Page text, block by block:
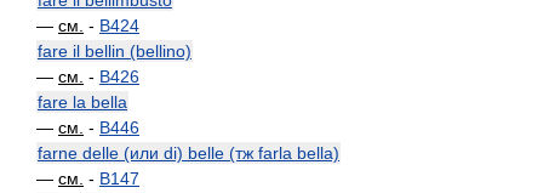
— см. - B424
fare il bellin (bellino)
— см. - B426
fare la bella
— см. - B446
farne delle (или di) belle (тж farla bella)
— см. - B147